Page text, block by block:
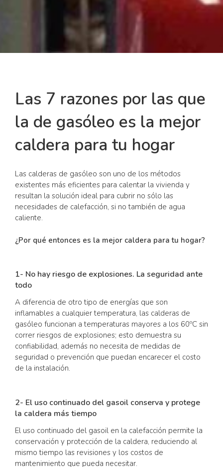
Las 7 razones por las que
la de gasóleo es la mejor
caldera para tu hogar
Las calderas de gasóleo son uno de los métodos
existentes más eficientes para calentar la vivienda y
resultan la solución ideal para cubrir no sólo las
necesidades de calefacción, si no también de agua
caliente.
¿Por qué entonces es la mejor caldera para tu hogar?
1- No hay riesgo de explosiones. La seguridad ante
todo
A diferencia de otro tipo de energías que son
inflamables a cualquier temperatura, las calderas de
gasóleo funcionan a temperaturas mayores a los 60ºC sin
correr riesgos de explosiones; esto demuestra su
confiabilidad, además no necesita de medidas de
seguridad o prevención que puedan encarecer el costo
de la instalación.
2- El uso continuado del gasoil conserva y protege
la caldera más tiempo
El uso continuado del gasoil en la calefacción permite la
conservación y protección de la caldera, reduciendo al
mismo tiempo las revisiones y los costos de
mantenimiento que pueda necesitar.